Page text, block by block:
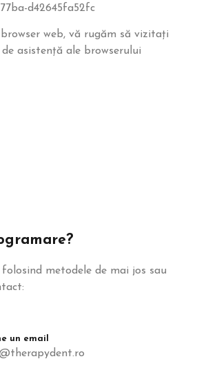
d42645fa52fc
web, vă rugăm să vizitați
asistență ale browserului
metodele de mai jos sau
un email